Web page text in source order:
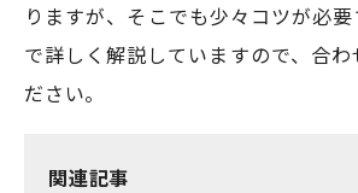
りますが、そこでも少々コツが必
で詳しく解説していますので、合わ
ださい。
関連記事